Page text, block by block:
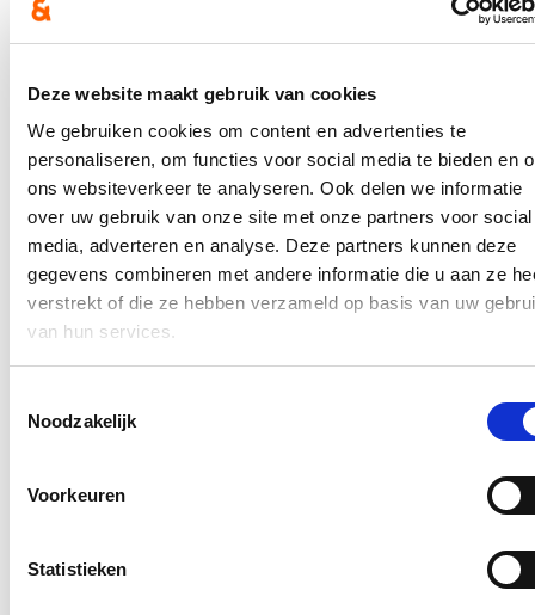
Deze website maakt gebruik van cookies
We gebruiken cookies om content en advertenties te
personaliseren, om functies voor social media te bieden en
ons websiteverkeer te analyseren. Ook delen we informatie
over uw gebruik van onze site met onze partners voor social
media, adverteren en analyse. Deze partners kunnen deze
gegevens combineren met andere informatie die u aan ze
verstrekt of die ze hebben verzameld op basis van uw
van hun services.
Noodzakelijk
Voorkeuren
Statistieken
Locatie: Brussel
Locatie: Vlaams Parlement
20/03/2024
Commissie Visserij
Locatie: Vlaams Parlement
Digitaal te volgen via www.vlaamsparlement.be/nl
Plenaire vergadering
Locatie: Vlaams Parlement
Digitaal te volgen via www.vlaamsparlement.be/nl
21/03/2024
Overleg kinderopvang
Locatie: Brussel
Ministerraad Vlaamse Regering